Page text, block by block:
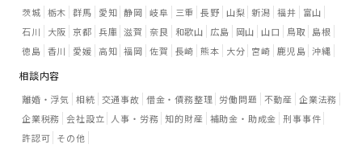
茨城 栃木 群馬 愛知 静岡 岐阜 三重 長野 山梨 新潟 福井
富山
石川
大阪 京都 兵庫 滋賀 奈良 和歌山 広島 岡山 山口 鳥取
島根
徳島 香川 愛媛 高知 福岡 佐賀 長崎 熊本 大分 宮崎 鹿児島 沖縄
相談内容
離婚・浮気 相続 交通事故 借金・債務整理 労働問題 不動産 企業法務
企業税務 会社設立 人事・労務 知的財産 補助金・助成金 刑事事件
許認可 その他